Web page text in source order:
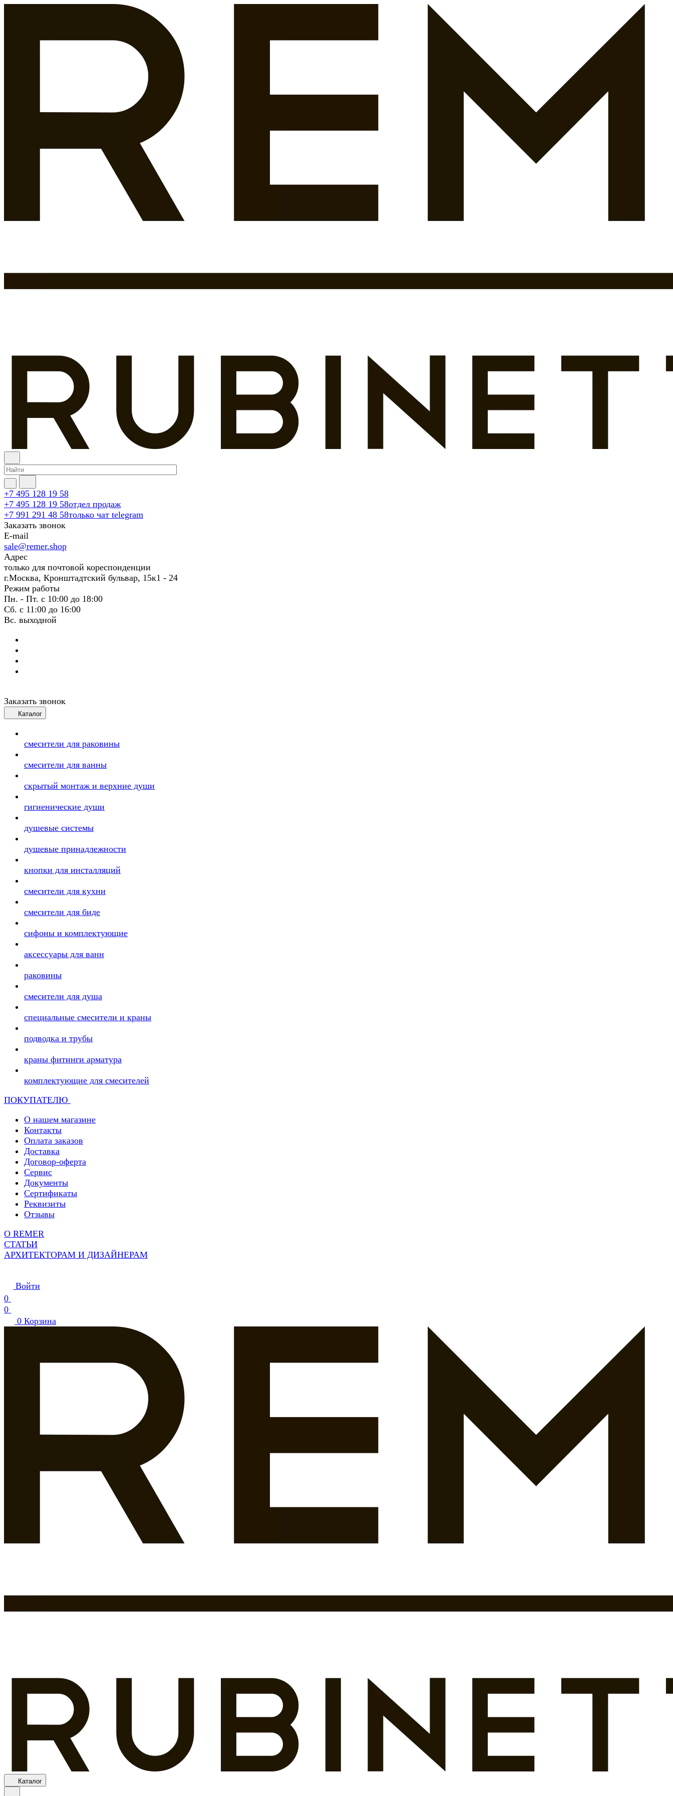
+7 495 128 19 58
+7 495 128 19 58отдел продаж
+7 991 291 48 58только чат telegram
Заказать звонок
E-mail
sale@remer.shop
Адрес
только для почтовой кореспонденции
г.Москва, Кронштадтский бульвар, 15к1 - 24
Режим работы
Пн. - Пт. с 10:00 до 18:00
Сб. с 11:00 до 16:00
Вс. выходной
Заказать звонок
Каталог
смесители для раковины
смесители для ванны
скрытый монтаж и верхние души
гигиенические души
душевые системы
душевые принадлежности
кнопки для инсталляций
смесители для кухни
смесители для биде
сифоны и комплектующие
аксессуары для ванн
раковины
смесители для душа
специальные смесители и краны
подводка и трубы
краны фитинги арматура
комплектующие для смесителей
ПОКУПАТЕЛЮ
О нашем магазине
Контакты
Оплата заказов
Доставка
Договор-оферта
Сервис
Документы
Сертификаты
Реквизиты
Отзывы
О REMER
СТАТЬИ
АРХИТЕКТОРАМ И ДИЗАЙНЕРАМ
Войти
0
0
0 Корзина
Каталог